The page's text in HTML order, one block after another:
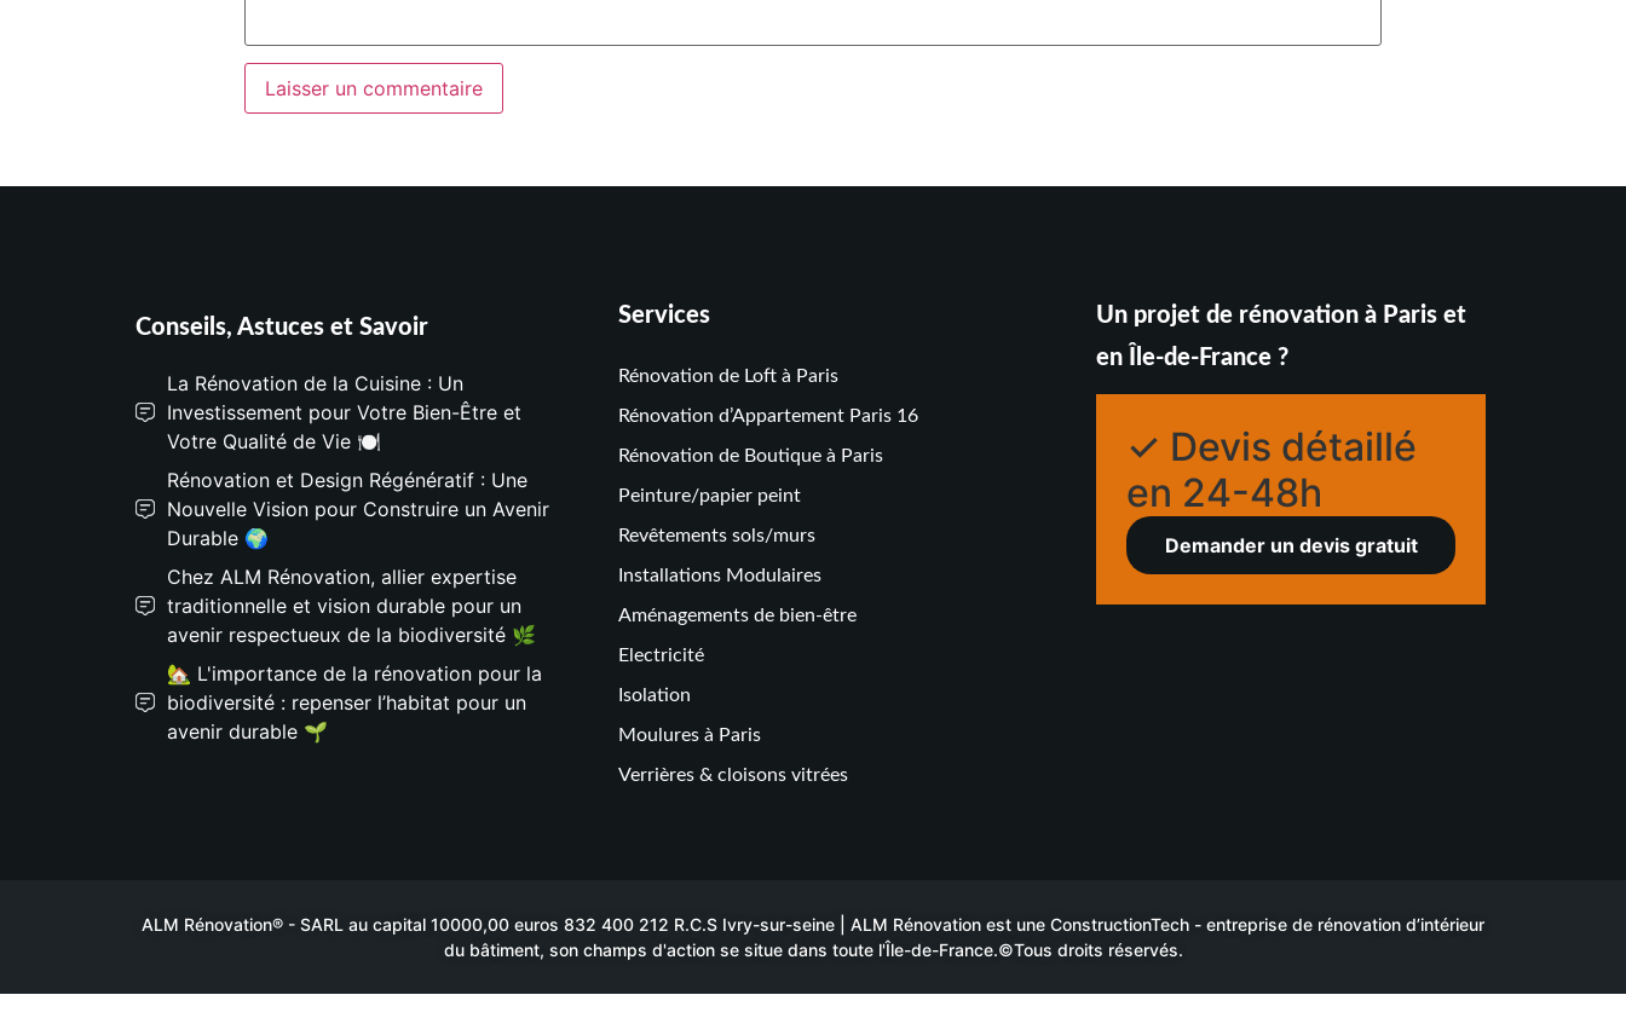
Conseils, Astuces et Savoir
La Rénovation de la Cuisine : Un
Investissement pour Votre Bien-Être et
Votre Qualité de Vie 🍽️
Rénovation et Design Régénératif : Une
Nouvelle Vision pour Construire un Avenir
Durable 🌍
Chez ALM Rénovation, allier expertise
traditionnelle et vision durable pour un
avenir respectueux de la biodiversité 🌿
🏡 L'importance de la rénovation pour la
biodiversité : repenser l’habitat pour un
avenir durable 🌱
Services
Rénovation de Loft à Paris
Rénovation d’Appartement Paris 16
Rénovation de Boutique à Paris
Peinture/papier peint
Revêtements sols/murs
Installations Modulaires
Aménagements de bien-être
Electricité
Isolation
Moulures à Paris
Verrières & cloisons vitrées
Un projet de rénovation à Paris et
en Île-de-France ?
✓ Devis détaillé
en 24-48h
Demander un devis gratuit
ALM Rénovation® - SARL au capital 10000,00 euros 832 400 212 R.C.S Ivry-sur-seine | ALM Rénovation est une ConstructionTech - entreprise de rénovation d’intérieur
du bâtiment, son champs d'action se situe dans toute l'Île-de-France.©Tous droits réservés.